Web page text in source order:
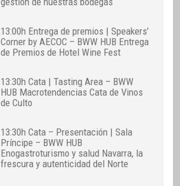
13:00h Entrega de premios | Speakers’
Corner by AECOC – BWW HUB Entrega
de Premios de Hotel Wine Fest
13:30h Cata | Tasting Area – BWW
HUB Macrotendencias Cata de Vinos
de Culto
13:30h Cata – Presentación | Sala
Príncipe – BWW HUB
Enogastroturismo y salud Navarra, la
frescura y autenticidad del Norte